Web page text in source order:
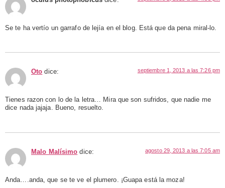
Se te ha vertío un garrafo de lejía en el blog. Está que da pena miral-lo.
Oto dice: septiembre 1, 2013 a las 7:26 pm
Tienes razon con lo de la letra… Mira que son sufridos, que nadie me
dice nada jajaja. Bueno, resuelto.
Malo Malísimo dice: agosto 29, 2013 a las 7:05 am
Anda….anda, que se te ve el plumero. ¡Guapa está la moza!